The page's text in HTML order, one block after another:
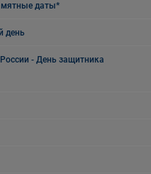
даты*
день
- День защитника